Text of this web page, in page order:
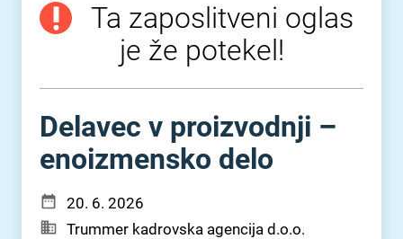
Ta zaposlitveni oglas
je že potekel!
Delavec v proizvodnji –
enoizmensko delo
20. 6. 2026
Trummer kadrovska agencija d.o.o.